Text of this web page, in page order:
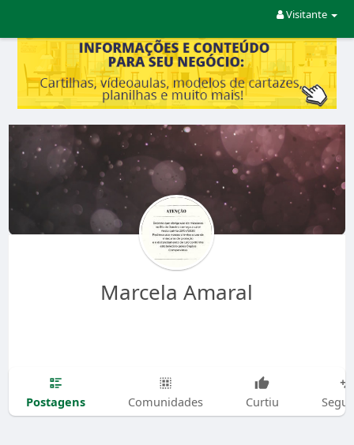
Visitante
Marcela Amaral
Postagens Comunidades Curtiu